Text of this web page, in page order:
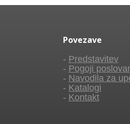
Povezave
- Predstavitev
- Pogoji
- Navodila za
- Katalogi
- Kontakt